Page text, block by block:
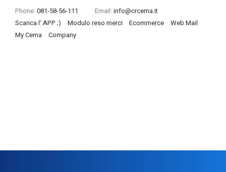
Phone: 081-58-56-111 Email: info@crcema.it
Scarica l’ APP ;)
Modulo reso merci Ecommerce
Web Mail
My Cema
Company